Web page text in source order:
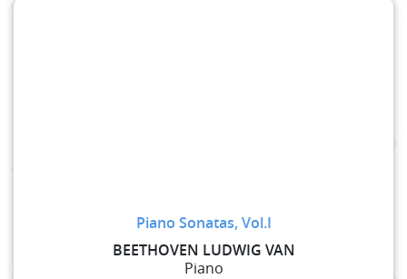
Piano Sonatas, Vol.I
BEETHOVEN LUDWIG VAN
Piano